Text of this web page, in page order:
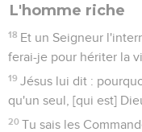
L'homme riche
18 Et un Seigneur
ferai-je pour hériter la
19 Jésus lui dit :
qu'un seul, [qui est]
20 Tu sais les